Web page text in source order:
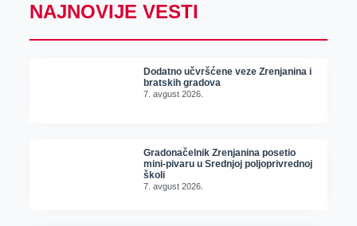
NAJNOVIJE VESTI
Dodatno učvršćene veze Zrenjanina i
bratskih gradova
7. avgust 2026.
Gradonačelnik Zrenjanina posetio
mini-pivaru u Srednjoj poljoprivrednoj
školi
7. avgust 2026.